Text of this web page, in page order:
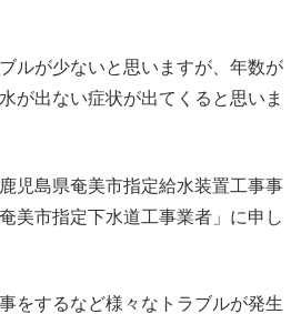
ルが少ないと思いますが、年数が
が出ない症状が出てくると思いま
児島県奄美市指定給水装置工事事
美市指定下水道工事業者」に申し
をするなど様々なトラブルが発生